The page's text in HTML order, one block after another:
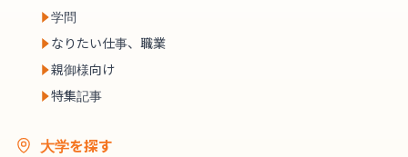
学問
なりたい仕事、職業
親御様向け
特集記事
大学を探す